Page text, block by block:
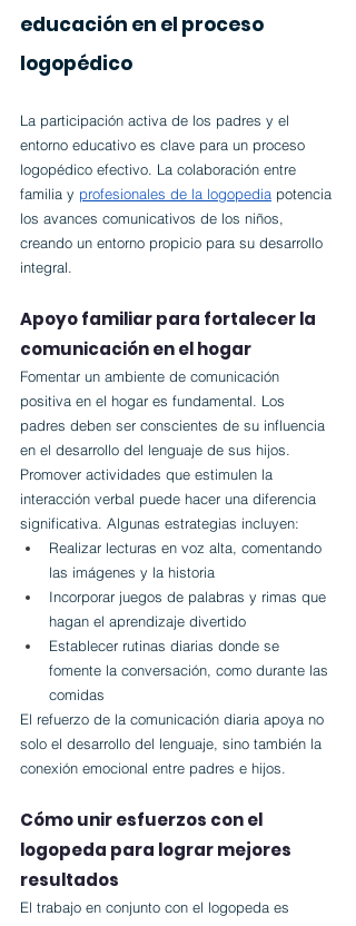
educación en el proceso
logopédico
La participación activa de los padres y el
entorno educativo es clave para un proceso
logopédico efectivo. La colaboración entre
familia y profesionales de la logopedia potencia
los avances comunicativos de los niños,
creando un entorno propicio para su desarrollo
integral.
Apoyo familiar para fortalecer la
comunicación en el hogar
Fomentar un ambiente de comunicación
positiva en el hogar es fundamental. Los
padres deben ser conscientes de su influencia
en el desarrollo del lenguaje de sus hijos.
Promover actividades que estimulen la
interacción verbal puede hacer una diferencia
significativa. Algunas estrategias incluyen:
Realizar lecturas en voz alta, comentando
las imágenes y la historia
Incorporar juegos de palabras y rimas que
hagan el aprendizaje divertido
Establecer rutinas diarias donde se
fomente la conversación, como durante las
comidas
El refuerzo de la comunicación diaria apoya no
solo el desarrollo del lenguaje, sino también la
conexión emocional entre padres e hijos.
Cómo unir esfuerzos con el
logopeda para lograr mejores
resultados
El trabajo en conjunto con el logopeda es